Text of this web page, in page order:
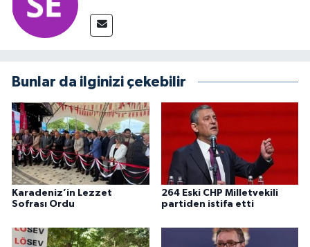
Bunlar da ilginizi çekebilir
Karadeniz’in Lezzet
Sofrası Ordu
264 Eski CHP Milletvekili
partiden istifa etti